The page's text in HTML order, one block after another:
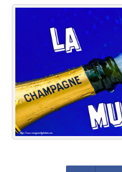
Felicitari zile saptamana
Felicitari muzicale
Felicitari animate
Invitatii personalizate